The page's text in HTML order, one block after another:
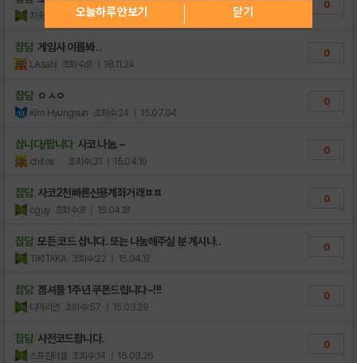
지솟현 조회수:6 | 18.12.07
0
잡담 게임사 이름봐 ..
LAsahi 조회수:8 | 18.11.24
0
잡담 ㅇㅅㅇ
Kim Hyungsun 조회수:24 | 15.07.04
0
삽니다/팝니다 사코 나눔.~
chitos 조회수:31 | 15.04.19
0
잡담 사코2천빠른신용계좌거래ㅍㅍ
cguy 조회수:8 | 15.04.18
0
잡담 모든 코드 삽니다. 또는 나눔해주실 분 계시나..
TIKITAKA 조회수:22 | 15.04.12
0
잡담 겜셔틀 1주년 쿠폰드립니다~!!!
디마리안 조회수:57 | 15.03.29
0
잡담 사전코드팝니다.
스프린터셀 조회수:14 | 15.03.26
0
오늘하루 안보기 닫기